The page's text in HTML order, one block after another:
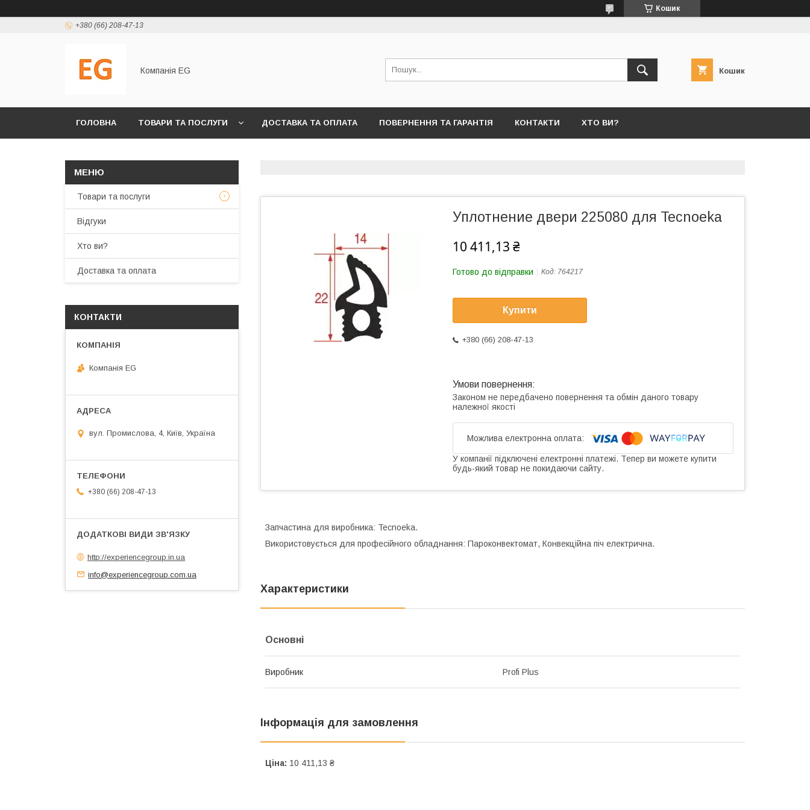
Кошик
+380 (66) 208-47-13
Компанія EG Кошик
ГОЛОВНА ТОВАРИ ТА ПОСЛУГИ ДОСТАВКА ТА ОПЛАТА ПОВЕРНЕННЯ ТА ГАРАНТІЯ КОНТАКТИ ХТО ВИ?
Уплотнение двери 225080 для Tecnoeka
10 411,13 ₴
Готово до відправки Код: 764217
Купити
+380 (66) 208-47-13
Законом не передбачено повернення та обмін даного товару
належної якості
У компанії підключені електронні платежі. Тепер ви можете купити
будь-який товар не покидаючи сайту.
Запчастина для виробника: Tecnoeka.
Використовується для професійного обладнання: Пароконвектомат, Конвекційна піч електрична.
Характеристики
Основні
Виробник Profi Plus
Інформація для замовлення
Ціна: 10 411,13 ₴
Товари та послуги
Відгуки
Хто ви?
Доставка та оплата
КОНТАКТИ
Компанія EG
вул. Промислова, 4, Київ, Україна
+380 (66) 208-47-13
http://experiencegroup.in.ua
info@experiencegroup.com.ua